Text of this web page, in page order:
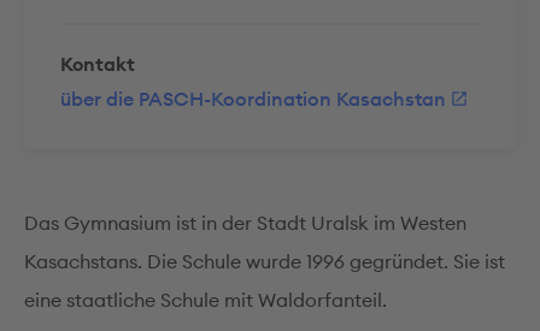
Kontakt
über die PASCH-Koordination Kasachstan
Das Gymnasium ist in der Stadt Uralsk im Westen
Kasachstans. Die Schule wurde 1996 gegründet. Sie ist
eine staatliche Schule mit Waldorfanteil.